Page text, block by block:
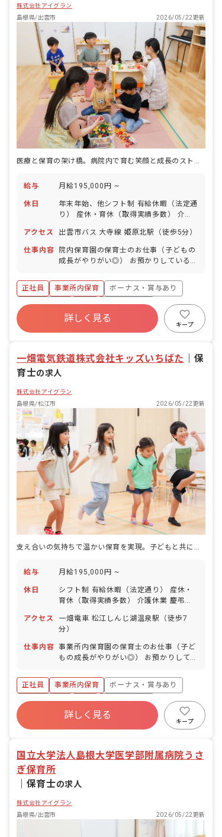
株式会社アイグラン
島根県/出雲市
2026/05/22更新
給与 月給195,000円 ~
休日
年末年始、他シフト制 有給休暇（法定通
り） 産休・育休（取得実績多数） 介護
または4週4日以上の休日を付与）
アクセス 出雲市バス 大寺線 姫原北駅（徒歩5分）
仕事内容
院内保育園の保育士のお仕事（子どもの
成長がやりがい◎） お預かりしている子
食事・睡眠・排泄・清潔・衣類の着脱等
・集団生活を通じた社会性の装着 ・行事
の計画・実行、お知らせの作成
正社員 事業所内保育
ボーナス・賞与あり
社会保険完備
有給
福利厚生充実
昇給昇進あり
産休育休制度
詳しく見る
キープ
一畑電気鉄道株式会社キッズいちばた
保
育士の求人
株式会社アイグラン
島根県/松江市
2026/05/22更新
給与 月給195,000円 ~
休日
シフト制 有給休暇（法定通り） 産休・
育休（取得実績多数） 介護休業 慶弔休
日以上の休日を付与）
アクセス
一畑電車 松江しんじ湖温泉駅（徒歩7
分）
仕事内容 事業所内保育園の保育士のお仕事（子ど
もの成長がやりがい◎） お預かりしてい
す。 ・食事・睡眠・排泄・清潔・衣類の
着脱等 ・集団生活を通じた社会性の装着
・行事の計画・実行、お知らせの作成
正社員 事業所内保育
ボーナス・賞与あり
社会保険完備
有給
福利厚生充実
昇給昇進あり
産休育休制度
詳しく見る
キープ
国立大学法人島根大学医学部附属病院うさ
ぎ保育所
保育士の求人
株式会社アイグラン
島根県/出雲市
2026/05/22更新